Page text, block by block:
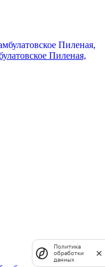
Пиленая,
Политика
обработки
данных